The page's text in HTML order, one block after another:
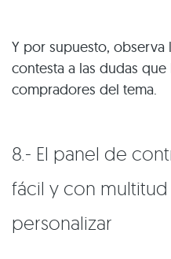
Y por supuesto, observa
contesta a las dudas
compradores del tema.
8.- El panel de
fácil y con
personalizar